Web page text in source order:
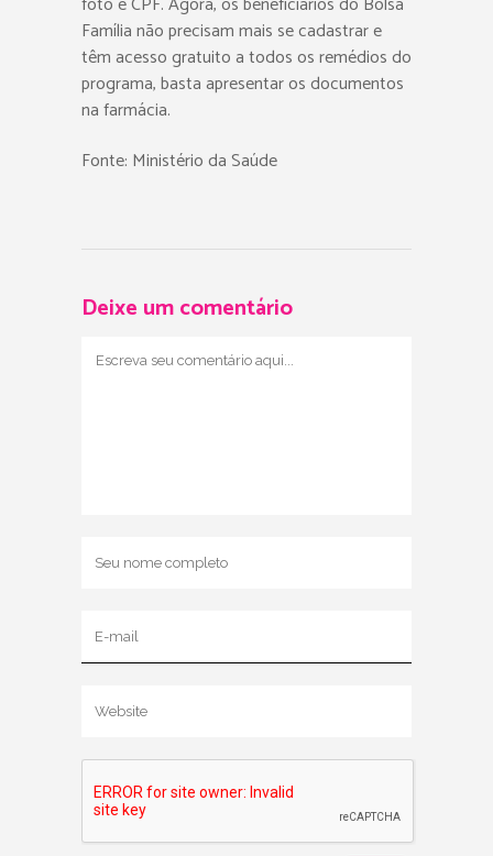
Família não precisam mais se cadastrar e
têm acesso gratuito a todos os remédios do
programa, basta apresentar os documentos
na farmácia.
Fonte: Ministério da Saúde
Deixe um comentário